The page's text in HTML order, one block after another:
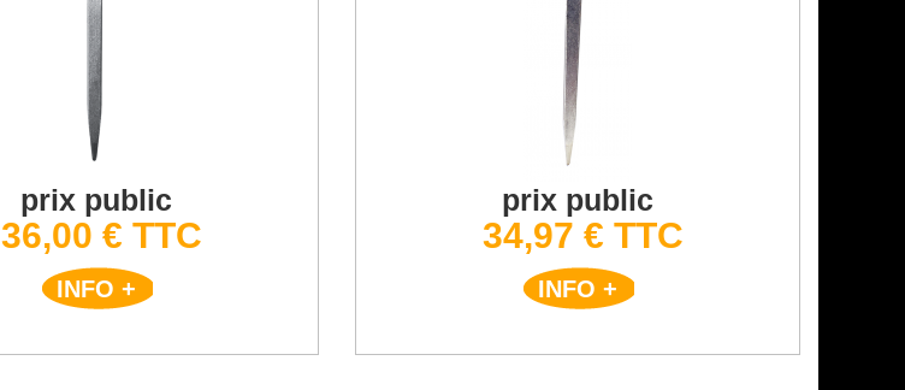
prix public
36,00 € TTC
INFO +
prix public
34,97 € TTC
INFO +